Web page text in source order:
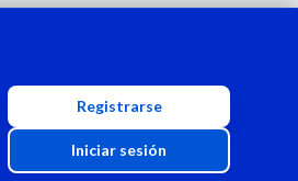
Registrarse
Iniciar sesión